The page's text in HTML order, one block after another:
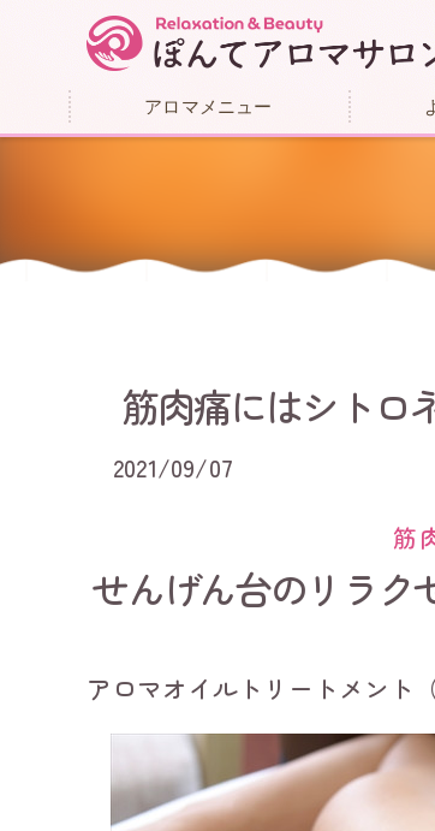
アロマメニュー
筋肉痛にはシトロ
2021/09/07
せんげん台のリラク
筋
アロマオイルトリートメント